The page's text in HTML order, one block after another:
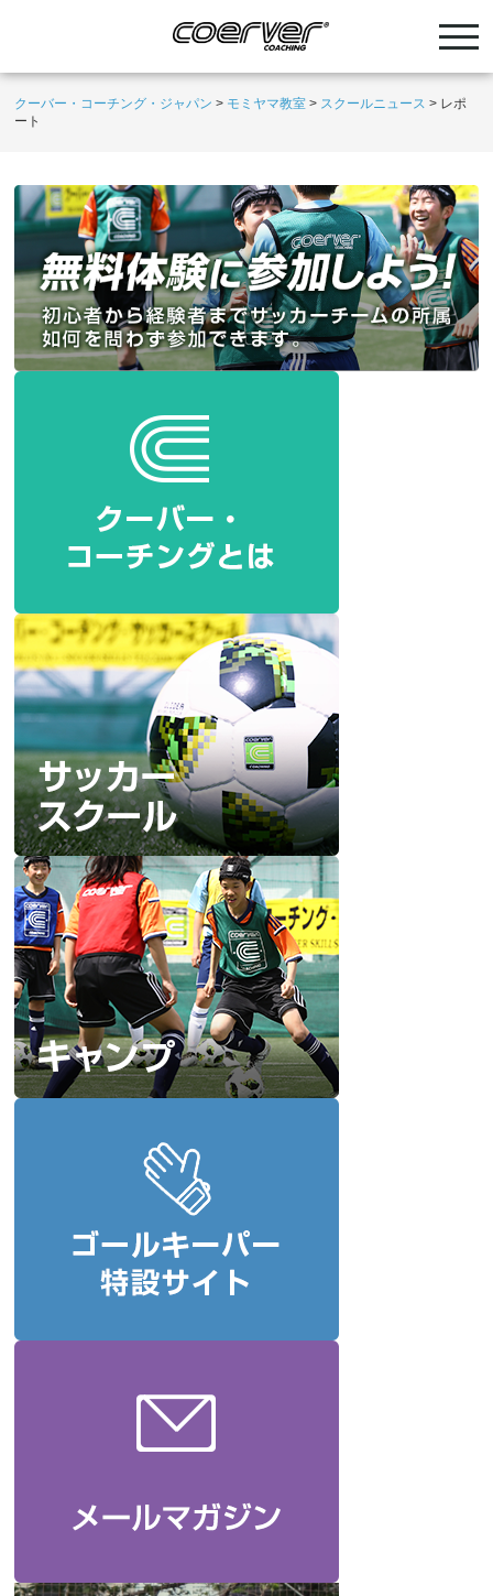
クーバー・コーチング・ジャパン > モミヤマ教室 > スクールニュース > レポ
ート